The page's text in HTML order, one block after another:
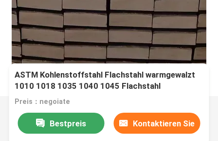
ASTM Kohlenstoffstahl Flachstahl warmgewalzt
1010 1018 1035 1040 1045 Flachstahl
Preis：negoiate
Bestpreis Kontaktieren Sie